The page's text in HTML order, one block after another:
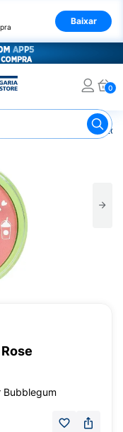
Baixar
0
Blush Compacto
Bubblegum